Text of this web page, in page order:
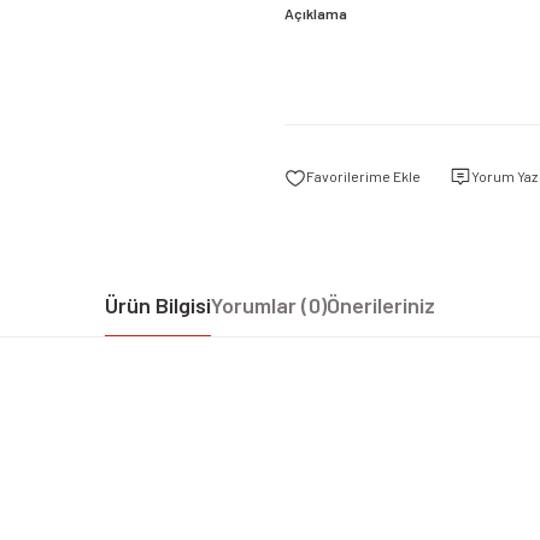
Açıklama
Yorum Yaz
Ürün BilgisiYorumlar (0)Önerileriniz